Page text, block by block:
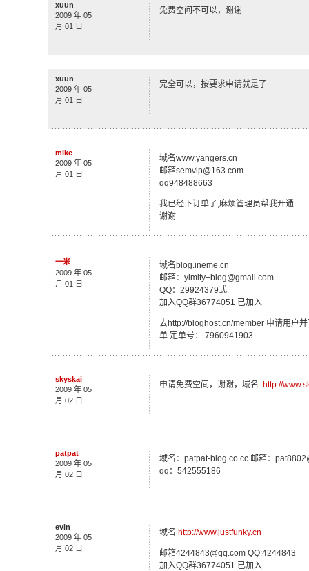
xuun
2009 年 05
月 01 日
免费空间不可以，谢谢
xuun
2009 年 05
月 01 日
完全可以，按要求申请就是了
mike
2009 年 05
月 01 日
域名www.yangers.cn
邮箱semvip@163.com
qq948488663
我已经下订单了,麻烦管理员帮我开通
谢谢
一米
2009 年 05
月 01 日
域名blog.ineme.cn
邮箱：yimity+blog@gmail.com
QQ：29924379式
加入QQ群36774051 已加入
去http://bloghost.cn/member 申请用户
单 定单号： 7960941903
skyskai
2009 年 05
月 02 日
申请免费空间，谢谢，域名: http://
patpat
2009 年 05
月 02 日
域名：patpat-blog.co.cc 邮箱：
qq：542555186
evin
2009 年 05
月 02 日
域名 http://www.justfunky.cn
邮箱4244843@qq.com QQ:4244843
加入QQ群36774051 已加入